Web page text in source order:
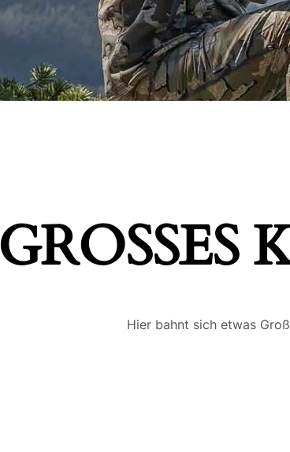
GROSSES
Hier bahnt sich etwas